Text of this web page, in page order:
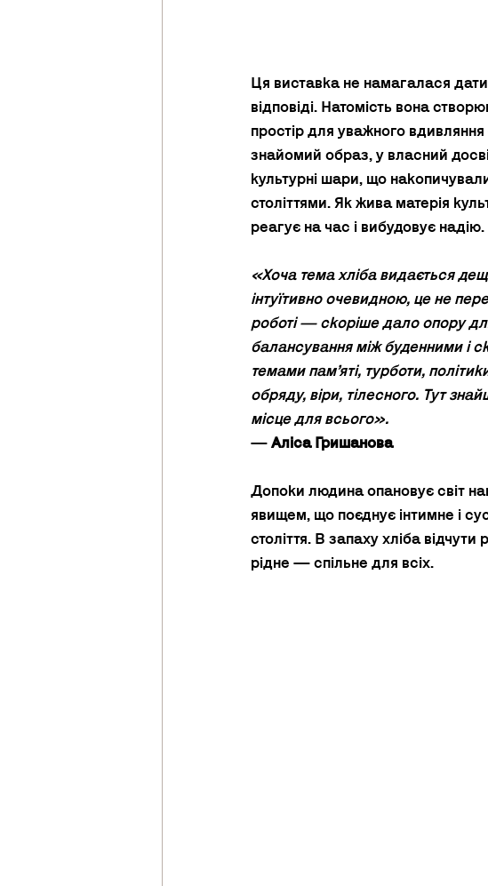
Ця виставка не намагалася дати
відповіді. Натомість вона
простір для уважного
знайомий образ, у власний
культурні шари, що
століттями. Як жива матерія
реагує на час і вибудовує надію.
«Хоча тема хліба видається
інтуїтивно очевидною, це не
роботі — скоріше дало опору
балансування між буденними і
темами пам’яті, турботи,
обряду, віри, тілесного. Тут
місце для всього».
— Аліса Гришанова
Допоки людина опановує світ
явищем, що поєднує інтимне і
століття. В запаху хліба
рідне — спільне для всіх.